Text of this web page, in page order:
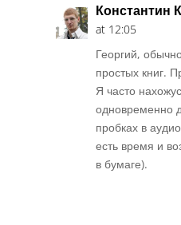
Константин
at 12:05
Георгий,
простых книг.
Я часто
одновременно
пробках в
есть время и
в бумаге).